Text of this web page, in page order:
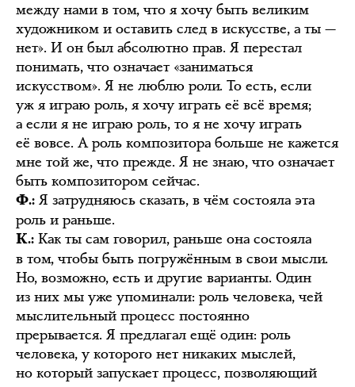
между нами в том, что я хочу быть великим
художником и оставить след в искусстве, а ты —
нет». И он был абсолютно прав. Я перестал
понимать, что означает «заниматься
искусством». Я не люблю роли. То есть, если
уж я играю роль, я хочу играть её всё время;
а если я не играю роль, то я не хочу играть
её вовсе. А роль композитора больше не кажется
мне той же, что прежде. Я не знаю, что означает
быть композитором сейчас.
Ф.: Я затрудняюсь сказать, в чём состояла эта
роль и раньше.
К.: Как ты сам говорил, раньше она состояла
в том, чтобы быть погружённым в свои мысли.
Но, возможно, есть и другие варианты. Один
из них мы уже упоминали: роль человека, чей
мыслительный процесс постоянно
прерывается. Я предлагал ещё один: роль
человека, у которого нет никаких мыслей,
но который запускает процесс, позволяющий